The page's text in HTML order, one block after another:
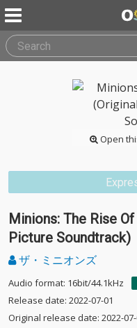
Open
Minions: The Rise
Picture Soundtrack)
ザ・ミニオンズ
Audio format: 16bit/44.1kHz
Release date: 2022-07-01
Original release date: 2022-07-